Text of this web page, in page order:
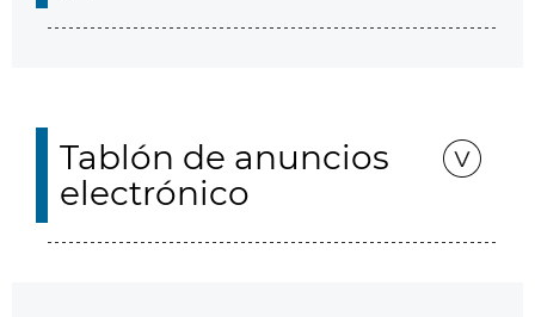
Tablón de anuncios
electrónico